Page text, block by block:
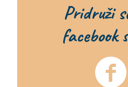
Pridruži
facebook